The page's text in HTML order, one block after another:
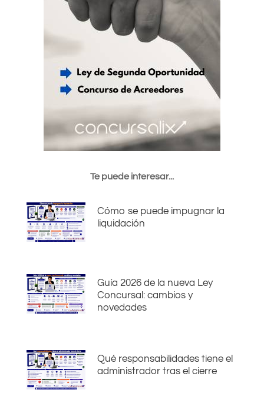
Te puede interesar...
Cómo se puede impugnar la
liquidación
Guía 2026 de la nueva Ley
Concursal: cambios y
novedades
Qué responsabilidades tiene el
administrador tras el cierre